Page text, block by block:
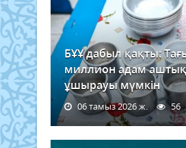
БҰҰ дабыл қақты:
миллион адам
ұшырауы мүмкін
06 тамыз 2026 ж. 56